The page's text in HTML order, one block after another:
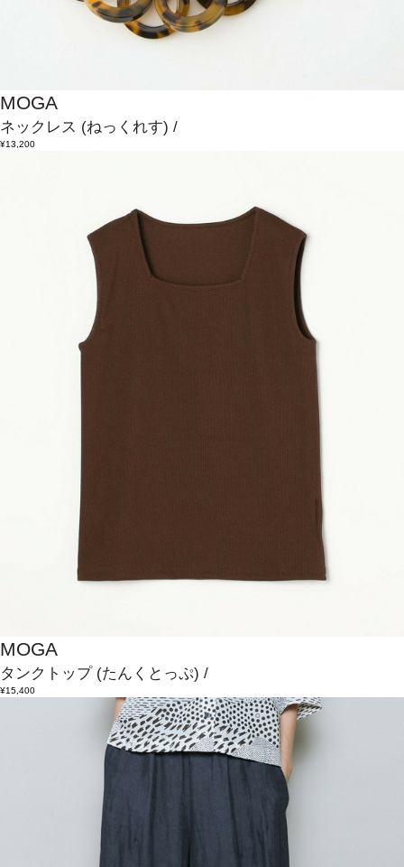
MOGA
ネックレス (ねっくれす) /
¥13,200
MOGA
タンクトップ (たんくとっぷ) /
¥15,400